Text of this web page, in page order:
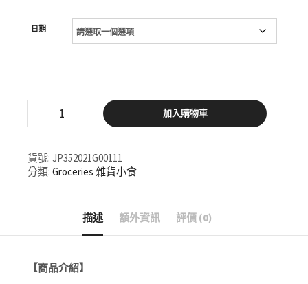
日期
購】
◎
日
進
禮
加入購物車
貨號: JP352021G00111
分類: Groceries 雜貨小食
描述 額外資訊 評價 (0)
【商品介紹】